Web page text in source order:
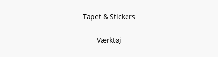
Tapet & Stickers
Værktøj